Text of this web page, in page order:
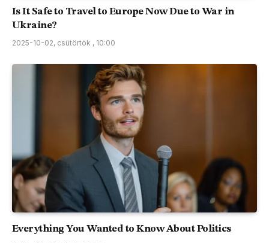
Is It Safe to Travel to Europe Now Due to War in
Ukraine?
2025-10-02, csütörtök , 10:00
Everything You Wanted to Know About Politics